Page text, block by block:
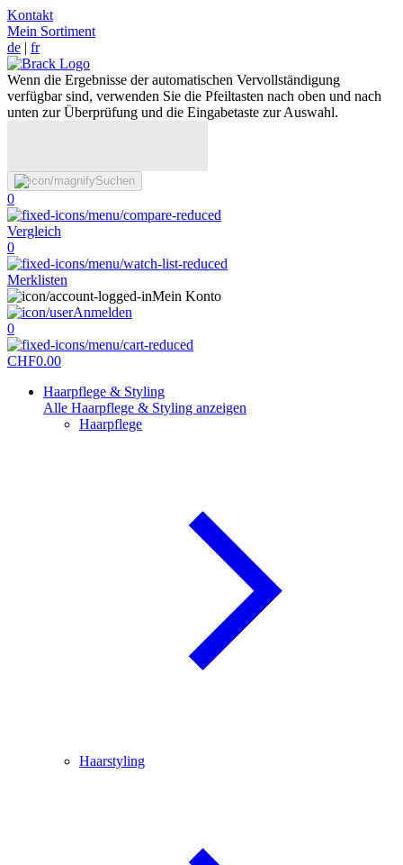
Kontakt
Mein Sortiment
de | fr
Wenn die Ergebnisse der automatischen Vervollständigung
verfügbar sind, verwenden Sie die Pfeiltasten nach oben und nach
unten zur Überprüfung und die Eingabetaste zur Auswahl.
Suchen
0
Vergleich
0
Merklisten
Mein Konto
Anmelden
0
CHF0.00
Haarpflege & Styling
Alle Haarpflege & Styling anzeigen
Haarpflege
Haarstyling